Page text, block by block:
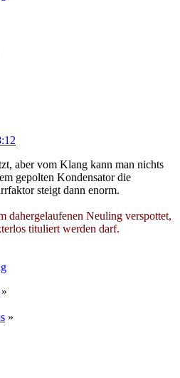
aber vom Klang kann man nichts
gepolten Kondensator die
steigt dann enorm.
dahergelaufenen Neuling verspottet,
tituliert werden darf.
»
»